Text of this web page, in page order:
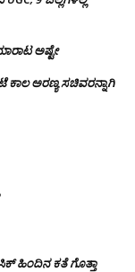
ಅಷ್ಟೇ
ಅರಣ್ಯ ಸಚಿವರನ್ನಾಗಿ
ಹಿಂದಿನ ಕತೆ ಗೊತ್ತಾ